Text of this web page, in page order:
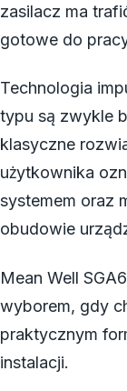
zasilacz ma
gotowe do
Technologia
typu są zwykle
klasyczne
użytkownika
systemem oraz
obudowie
Mean Well
wyborem, gdy
praktycznym
instalacji.